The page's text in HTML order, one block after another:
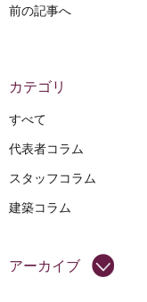
前の記事へ
カテゴリ
すべて
代表者コラム
スタッフコラム
建築コラム
アーカイブ